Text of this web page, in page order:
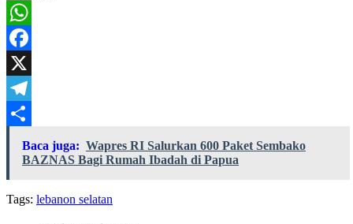
WhatsApp
Facebook
X
Telegram
Share
Baca juga: Wapres RI Salurkan 600 Paket Sembako
BAZNAS Bagi Rumah Ibadah di Papua
Tags: lebanon selatan